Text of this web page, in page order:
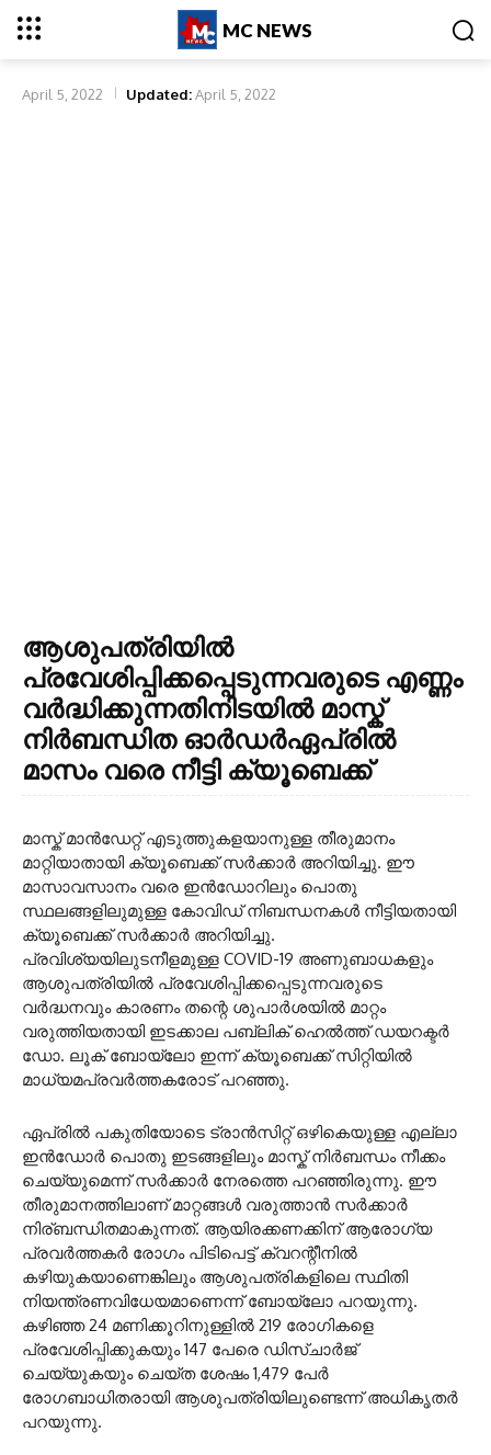
MC NEWS
April 5, 2022 Updated:April 5, 2022
ആശുപത്രിയിൽ
പ്രവേശിപ്പിക്കപ്പെടുന്നവരുടെ എണ്ണം
വർദ്ധിക്കുന്നതിനിടയിൽ മാസ്ക്
നിർബന്ധിത ഓർഡർഏപ്രിൽ
മാസം വരെ നീട്ടി ക്യൂബെക്ക്
മാസ്ക് മാൻഡേറ്റ് എടുത്തുകളയാനുള്ള തീരുമാനം
മാറ്റിയാതായി ക്യൂബെക്ക് സർക്കാർ അറിയിച്ചു. ഈ
മാസാവസാനം വരെ ഇൻഡോറിലും പൊതു
സ്ഥലങ്ങളിലുമുള്ള കോവിഡ് നിബന്ധനകൾ നീട്ടിയതായി
ക്യൂബെക്ക് സർക്കാർ അറിയിച്ചു.
പ്രവിശ്യയിലുടനീളമുള്ള COVID-19 അണുബാധകളും
ആശുപത്രിയിൽ പ്രവേശിപ്പിക്കപ്പെടുന്നവരുടെ
വർദ്ധനവും കാരണം തന്റെ ശുപാർശയിൽ മാറ്റം
വരുത്തിയതായി ഇടക്കാല പബ്ലിക് ഹെൽത്ത് ഡയറക്ടർ
ഡോ. ലൂക് ബോയ്‌ലോ ഇന്ന് ക്യൂബെക്ക് സിറ്റിയിൽ
മാധ്യമപ്രവർത്തകരോട് പറഞ്ഞു.
ഏപ്രിൽ പകുതിയോടെ ട്രാൻസിറ്റ് ഒഴികെയുള്ള എല്ലാ
ഇൻഡോർ പൊതു ഇടങ്ങളിലും മാസ്ക് നിർബന്ധം നീക്കം
ചെയ്യുമെന്ന് സർക്കാർ നേരത്തെ പറഞ്ഞിരുന്നു. ഈ
തീരുമാനത്തിലാണ് മാറ്റങ്ങൾ വരുത്താൻ സർക്കാർ
നിര്ബന്ധിതമാകുന്നത്. ആയിരക്കണക്കിന് ആരോഗ്യ
പ്രവർത്തകർ രോഗം പിടിപെട്ട് ക്വറന്റീനിൽ
കഴിയുകയാണെങ്കിലും ആശുപത്രികളിലെ സ്ഥിതി
നിയന്ത്രണവിധേയമാണെന്ന് ബോയ്‌ലോ പറയുന്നു.
കഴിഞ്ഞ 24 മണിക്കൂറിനുള്ളിൽ 219 രോഗികളെ
പ്രവേശിപ്പിക്കുകയും 147 പേരെ ഡിസ്ചാർജ്
ചെയ്യുകയും ചെയ്ത ശേഷം 1,479 പേർ
രോഗബാധിതരായി ആശുപത്രിയിലുണ്ടെന്ന് അധികൃതർ
പറയുന്നു.